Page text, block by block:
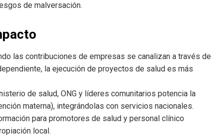
de malversación.
las contribuciones de empresas se canalizan a través de
la ejecución de proyectos de salud es más
de salud, ONG y líderes comunitarios potencia la
materna), integrándolas con servicios nacionales.
para promotores de salud y personal clínico
local.